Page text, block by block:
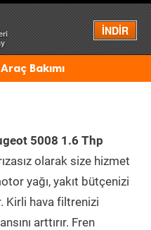
İNDİR
Menü
Bakımı
5008 1.6 Thp
olarak size hizmet
yağı, yakıt bütçenizi
Kirli hava filtrenizi
arttırır. Fren